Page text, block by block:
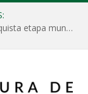
Escola Municipal Divino Espírito Santo conquista etapa municipal da V Feira Amazonense de Matemática